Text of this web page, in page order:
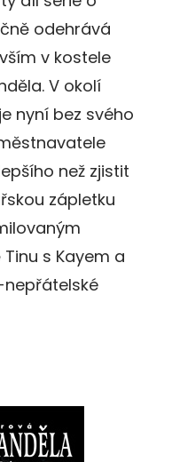
odehrává
v kostele
V okolí
nyní bez svého
než zjistit
zápletku
s Kayem a
nepřátelské